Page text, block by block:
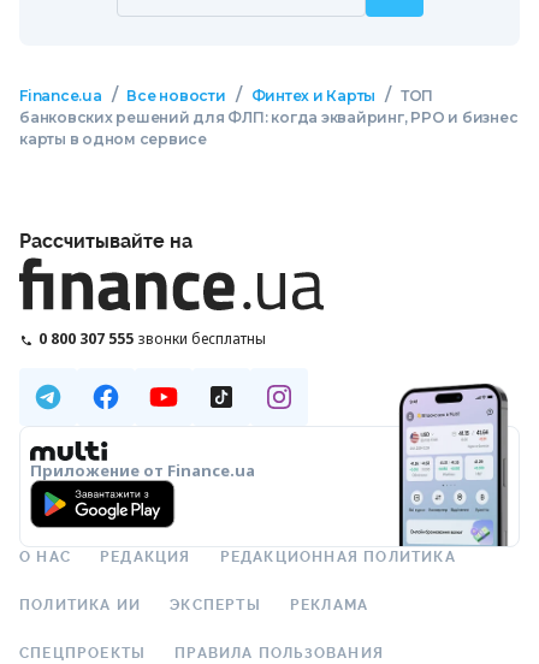
Finance.ua / Все новости / Финтех и Карты / ТОП
банковских решений для ФЛП: когда эквайринг, РРО и бизнес
карты в одном сервисе
Рассчитывайте на
0 800 307 555 звонки бесплатны
Приложение от Finance.ua
О НАС РЕДАКЦИЯ РЕДАКЦИОННАЯ ПОЛИТИКА
ПОЛИТИКА ИИ ЭКСПЕРТЫ РЕКЛАМА
СПЕЦПРОЕКТЫ ПРАВИЛА ПОЛЬЗОВАНИЯ